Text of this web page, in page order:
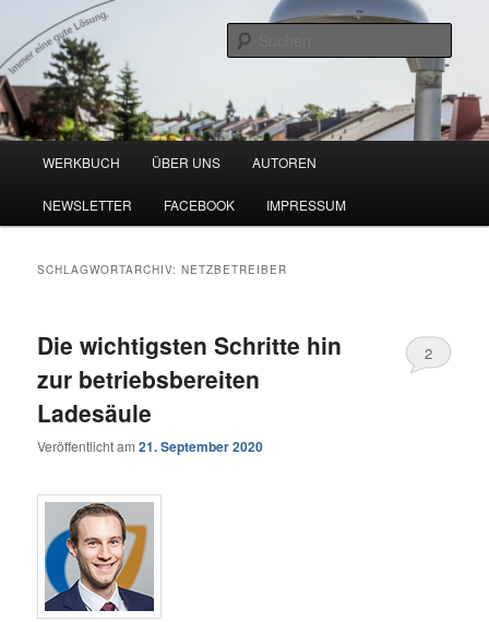
primären
Inhalt
springen
sekundären
Inhalt
springenWerkbuch Online
Blog zu den Themen Energieeffizienz und Digitalisierung
WERKBUCH ÜBER UNS AUTOREN
NEWSLETTER FACEBOOK IMPRESSUM
SCHLAGWORTARCHIV:NETZBETREIBER
Die wichtigsten Schritte hin
zur betriebsbereiten
Ladesäule
Veröffentlicht am21. September 2020
2